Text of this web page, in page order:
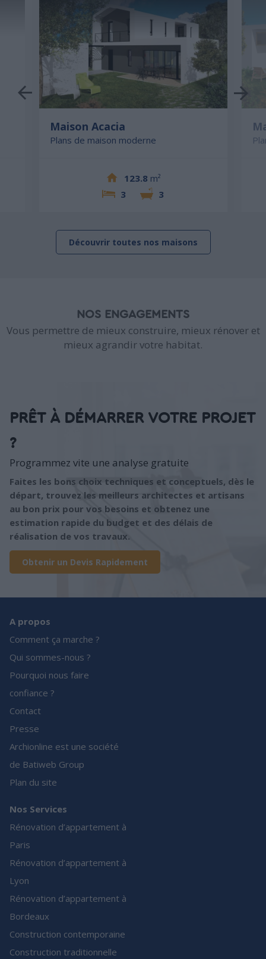
Maison Acacia
Plans de maison moderne
123.8 m²
3
3
Découvrir toutes nos maisons
NOS ENGAGEMENTS
Vous permettre de mieux construire, mieux rénover et
mieux agrandir votre habitat.
PRÊT À DÉMARRER VOTRE PROJET
?
Programmez vite une analyse gratuite
Faites les bons choix techniques et conceptuels, dès le
départ, trouvez les meilleurs architectes et artisans
au bon prix pour vos besoins et obtenez une
estimation rapide du budget et des délais de
réalisation de vos travaux.
Obtenir un Devis Rapidement
A propos
Comment ça marche ?
Qui sommes-nous ?
Pourquoi nous faire
confiance ?
Contact
Presse
Archionline est une société
de Batiweb Group
Plan du site
Nos Services
Rénovation d’appartement à
Paris
Rénovation d’appartement à
Lyon
Rénovation d’appartement à
Bordeaux
Construction contemporaine
Construction traditionnelle